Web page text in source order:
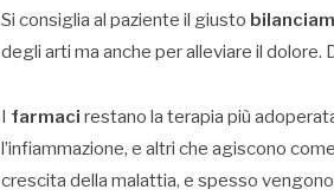
Si consiglia al paziente il giusto
degli arti ma anche per alleviare il dolore.
I farmaci restano la terapia più
l’infiammazione, e altri che agiscono
crescita della malattia, e spesso